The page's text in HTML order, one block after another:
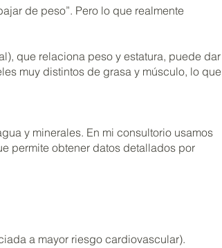
de peso”. Pero lo que realmente
que relaciona peso y estatura, puede dar
muy distintos de grasa y músculo, lo que
y minerales. En mi consultorio usamos
permite obtener datos detallados por
a mayor riesgo cardiovascular).